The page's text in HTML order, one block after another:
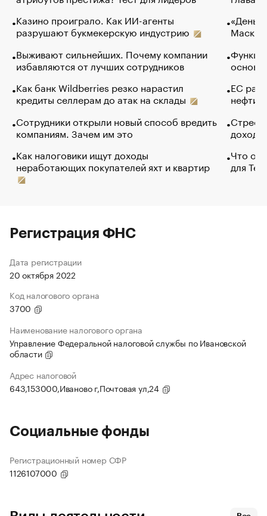
Казино проиграло. Как ИИ-агенты
разрушают букмекерскую индустрию
Выживают сильнейших. Почему компании
избавляются от лучших сотрудников
Как банк Wildberries резко нарастил
кредиты селлерам до атак на склады
Сотрудники открыли новый способ вредить
компаниям. Зачем им это
Как налоговики ищут доходы
неработающих покупателей яхт и квартир
Маск в
основ
ЕС
нефти
Что
для
Регистрация ФНС
Дата регистрации
20 октября 2022
Код налогового органа
3700
Наименование налогового органа
Управление Федеральной налоговой службы по Ивановской
области
Адрес налоговой
643,153000,Иваново г,Почтовая ул,24
Социальные фонды
Регистрационный номер СФР
1126107000